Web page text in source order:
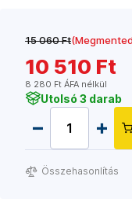
15 060 Ft
10 510 Ft
8 280 Ft ÁFA nélkül
Utolsó 3 darab
Összehasonlítás